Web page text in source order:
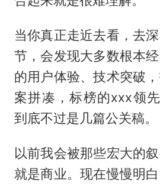
当你真正走近去看，去
节，会发现大多数根本
的用户体验、技术突破
案拼凑，标榜的xxx领
到底不过是几篇公关稿。
以前我会被那些宏大的
就是商业。现在慢慢明